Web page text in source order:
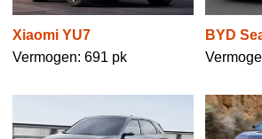
Xiaomi YU7
Vermogen: 691 pk
BYD